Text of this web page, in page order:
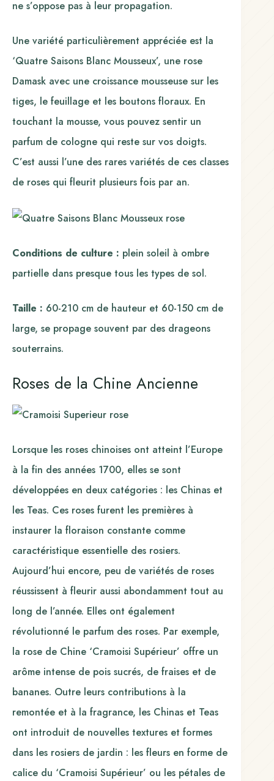
ne s’oppose pas à leur propagation.
Une variété particulièrement appréciée est la
‘Quatre Saisons Blanc Mousseux’, une rose
Damask avec une croissance mousseuse sur les
tiges, le feuillage et les boutons floraux. En
touchant la mousse, vous pouvez sentir un
parfum de cologne qui reste sur vos doigts.
C’est aussi l’une des rares variétés de ces classes
de roses qui fleurit plusieurs fois par an.
Conditions de culture : plein soleil à ombre
partielle dans presque tous les types de sol.
Taille : 60-210 cm de hauteur et 60-150 cm de
large, se propage souvent par des drageons
souterrains.
Roses de la Chine Ancienne
Lorsque les roses chinoises ont atteint l’Europe
à la fin des années 1700, elles se sont
développées en deux catégories : les Chinas et
les Teas. Ces roses furent les premières à
instaurer la floraison constante comme
caractéristique essentielle des rosiers.
Aujourd’hui encore, peu de variétés de roses
réussissent à fleurir aussi abondamment tout au
long de l’année. Elles ont également
révolutionné le parfum des roses. Par exemple,
la rose de Chine ‘Cramoisi Supérieur’ offre un
arôme intense de pois sucrés, de fraises et de
bananes. Outre leurs contributions à la
remontée et à la fragrance, les Chinas et Teas
ont introduit de nouvelles textures et formes
dans les rosiers de jardin : les fleurs en forme de
calice du ‘Cramoisi Supérieur’ ou les pétales de